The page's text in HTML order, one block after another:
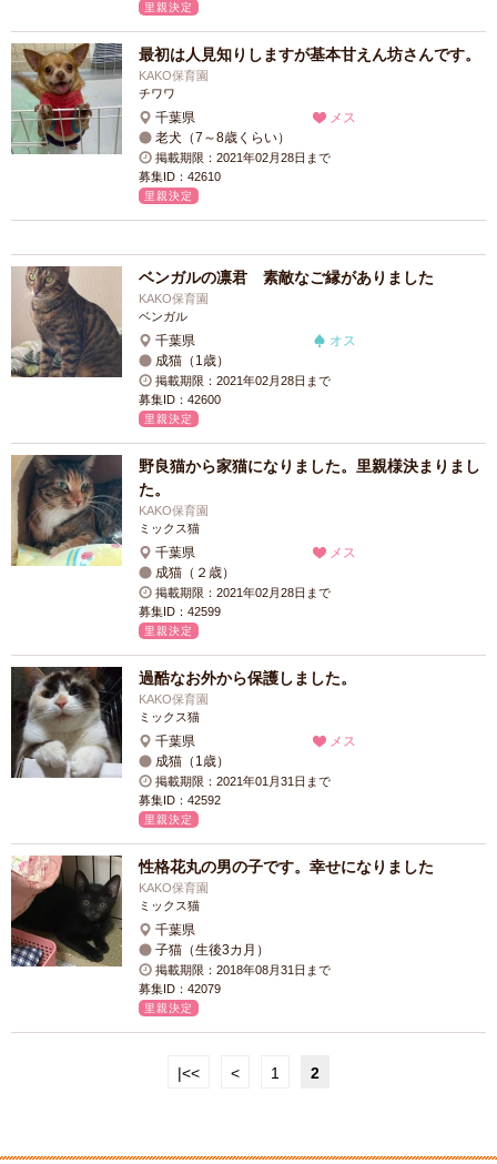
里親決定
最初は人見知りしますが基本甘えん坊さんです。
KAKO保育園
チワワ
千葉県
メス
老犬（7～8歳くらい）
掲載期限：2021年02月28日まで
募集ID：42610
里親決定
ベンガルの凛君 素敵なご縁がありました
KAKO保育園
ベンガル
千葉県
オス
成猫（1歳）
掲載期限：2021年02月28日まで
募集ID：42600
里親決定
野良猫から家猫になりました。里親様決まりまし
た。
KAKO保育園
ミックス猫
千葉県
メス
成猫（２歳）
掲載期限：2021年02月28日まで
募集ID：42599
里親決定
過酷なお外から保護しました。
KAKO保育園
ミックス猫
千葉県
メス
成猫（1歳）
掲載期限：2021年01月31日まで
募集ID：42592
里親決定
性格花丸の男の子です。幸せになりました
KAKO保育園
ミックス猫
千葉県
子猫（生後3カ月）
掲載期限：2018年08月31日まで
募集ID：42079
里親決定
|<< < 1 2